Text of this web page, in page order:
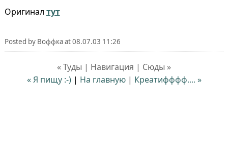
Оригинал тут
Posted by Воффкаat08.07.03 11:26
« Туды | Навигация | Сюды »
« Я пищу :-)| На главную| Креатифффф.... »